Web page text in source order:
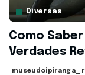
Diversas
Como Saber
Verdades